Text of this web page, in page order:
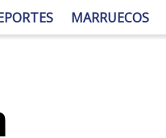
MARRUECOS